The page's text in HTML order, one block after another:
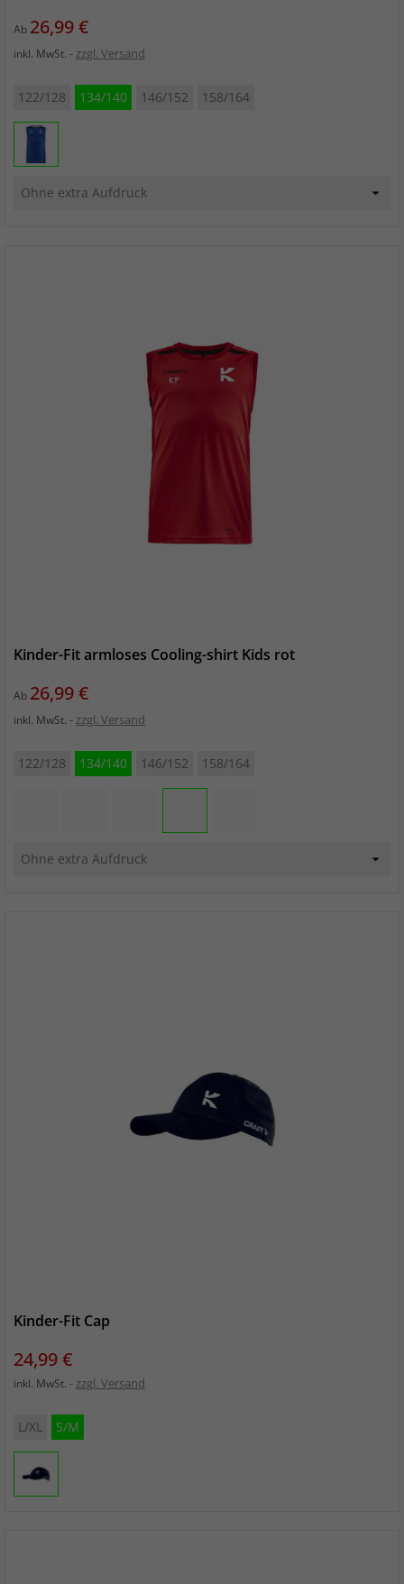
Ab Preis
26,99 €
inkl. MwSt. zzgl. Versand
122/128 134/140 146/152 158/164
Kinder-Fit armloses Cooling-shirt Kids rot
Ab Preis
26,99 €
inkl. MwSt. zzgl. Versand
122/128 134/140 146/152 158/164
Kinder-Fit Cap
Preis
24,99 €
inkl. MwSt. zzgl. Versand
L/XL S/M